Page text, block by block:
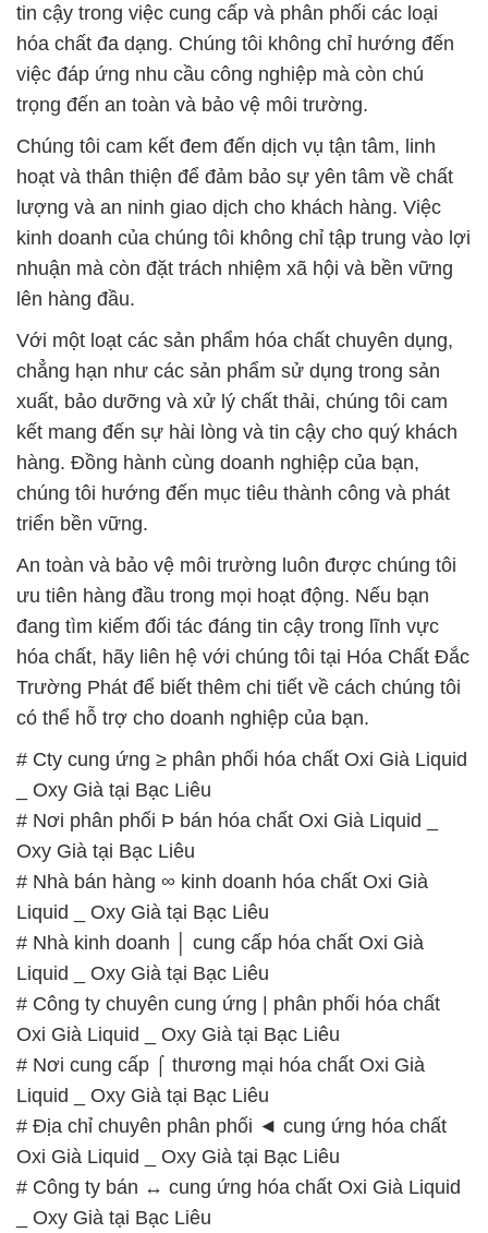
tin cậy trong việc cung cấp và phân phối các loại
hóa chất đa dạng. Chúng tôi không chỉ hướng đến
việc đáp ứng nhu cầu công nghiệp mà còn chú
trọng đến an toàn và bảo vệ môi trường.
Chúng tôi cam kết đem đến dịch vụ tận tâm, linh
hoạt và thân thiện để đảm bảo sự yên tâm về chất
lượng và an ninh giao dịch cho khách hàng. Việc
kinh doanh của chúng tôi không chỉ tập trung vào lợi
nhuận mà còn đặt trách nhiệm xã hội và bền vững
lên hàng đầu.
Với một loạt các sản phẩm hóa chất chuyên dụng,
chẳng hạn như các sản phẩm sử dụng trong sản
xuất, bảo dưỡng và xử lý chất thải, chúng tôi cam
kết mang đến sự hài lòng và tin cậy cho quý khách
hàng. Đồng hành cùng doanh nghiệp của bạn,
chúng tôi hướng đến mục tiêu thành công và phát
triển bền vững.
An toàn và bảo vệ môi trường luôn được chúng tôi
ưu tiên hàng đầu trong mọi hoạt động. Nếu bạn
đang tìm kiếm đối tác đáng tin cậy trong lĩnh vực
hóa chất, hãy liên hệ với chúng tôi tại Hóa Chất Đắc
Trường Phát để biết thêm chi tiết về cách chúng tôi
có thể hỗ trợ cho doanh nghiệp của bạn.
# Cty cung ứng ≥ phân phối hóa chất Oxi Già Liquid
_ Oxy Già tại Bạc Liêu
# Nơi phân phối Þ bán hóa chất Oxi Già Liquid _
Oxy Già tại Bạc Liêu
# Nhà bán hàng ∞ kinh doanh hóa chất Oxi Già
Liquid _ Oxy Già tại Bạc Liêu
# Nhà kinh doanh │ cung cấp hóa chất Oxi Già
Liquid _ Oxy Già tại Bạc Liêu
# Công ty chuyên cung ứng | phân phối hóa chất
Oxi Già Liquid _ Oxy Già tại Bạc Liêu
# Nơi cung cấp ⌠ thương mại hóa chất Oxi Già
Liquid _ Oxy Già tại Bạc Liêu
# Địa chỉ chuyên phân phối ◄ cung ứng hóa chất
Oxi Già Liquid _ Oxy Già tại Bạc Liêu
# Công ty bán ↔ cung ứng hóa chất Oxi Già Liquid
_ Oxy Già tại Bạc Liêu